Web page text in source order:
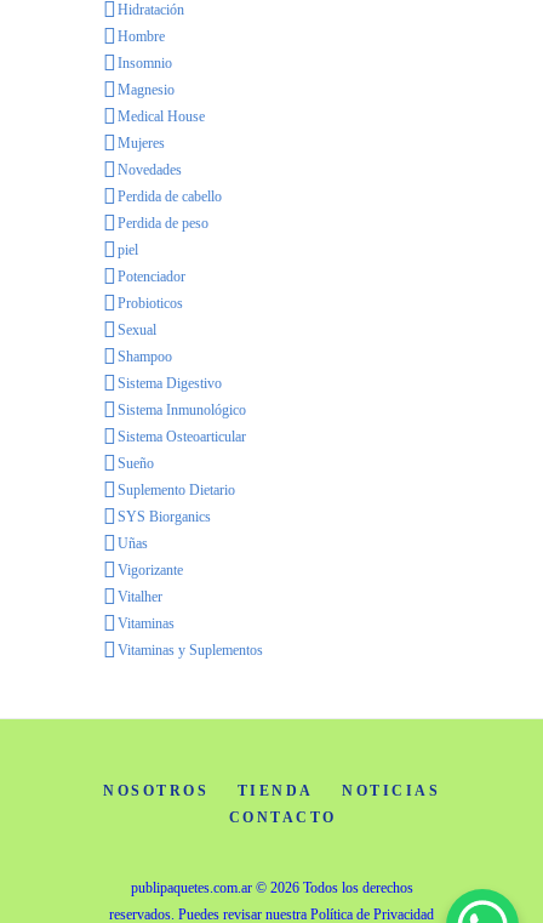
Hidratación
Hombre
Insomnio
Magnesio
Medical House
Mujeres
Novedades
Perdida de cabello
Perdida de peso
piel
Potenciador
Probioticos
Sexual
Shampoo
Sistema Digestivo
Sistema Inmunológico
Sistema Osteoarticular
Sueño
Suplemento Dietario
SYS Biorganics
Uñas
Vigorizante
Vitalher
Vitaminas
Vitaminas y Suplementos
NOSOTROS TIENDA
NOTICIAS
CONTACTO
publipaquetes.com.ar© 2026 Todos los derechos
reservados. Puedes revisar nuestra Política de Privacidad